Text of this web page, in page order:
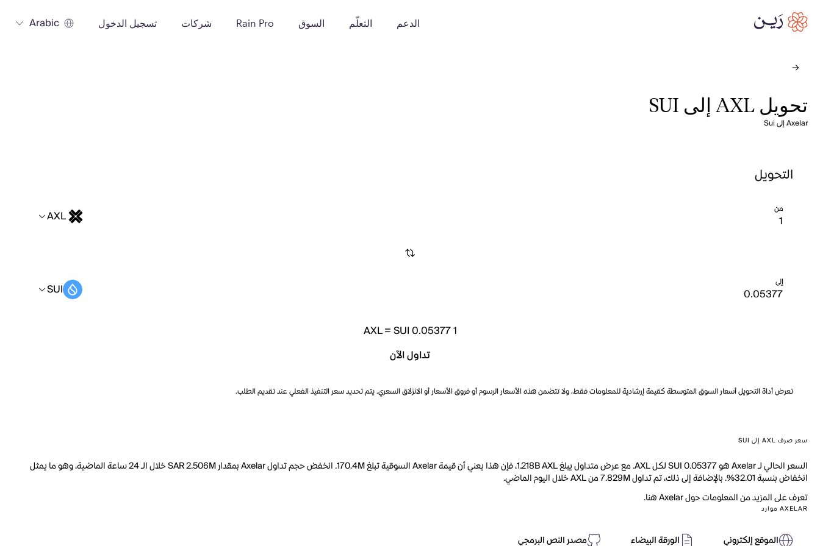
الدعم التعلّم السوق Rain Pro شركات تسجيل الدخول Arabic
تحويل AXL إلى SUI
Axelar إلى Sui
التحويل
من AXL
إلى SUI
1
AXL=SUI 0.05377
تداول الآن
تعرض أداة التحويل أسعار السوق المتوسطة كقيمة إرشادية للمعلومات فقط، ولا تتضمن هذه الأسعار الرسوم أو فروق الأسعار أو الانزلاق السعري. يتم تحديد سعر التنفيذ الفعلي عند تقديم الطلب.
سعر صرف AXL إلى SUI
السعر الحالي لـ Axelar هو SUI 0.05377 لكل AXL. مع عرض متداول يبلغ 1.218B AXL، فإن هذا يعني أن قيمة Axelar السوقية تبلغ 170.4M. انخفض حجم تداول Axelar بمقدار SAR 2.506M خلال الـ 24 ساعة الماضية، وهو ما يمثل
انخفاض بنسبة 32.01%. بالإضافة إلى ذلك، تم تداول 7.829M من AXL خلال اليوم الماضي.
تعرف على المزيد من المعلومات حول Axelar هنا.
AXELAR موارد
الموقع إلكتروني الورقة البيضاء مصدر النص البرمجي